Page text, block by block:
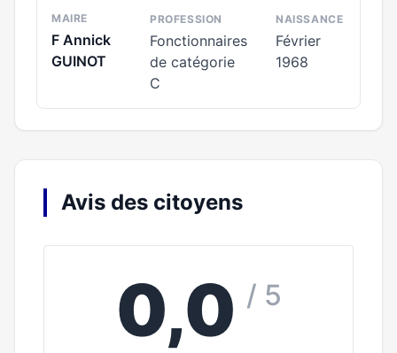
MAIRE
F Annick
GUINOT
PROFESSION
Fonctionnaires
de catégorie
C
NAISSANCE
Février
1968
Avis des citoyens
0,0 / 5